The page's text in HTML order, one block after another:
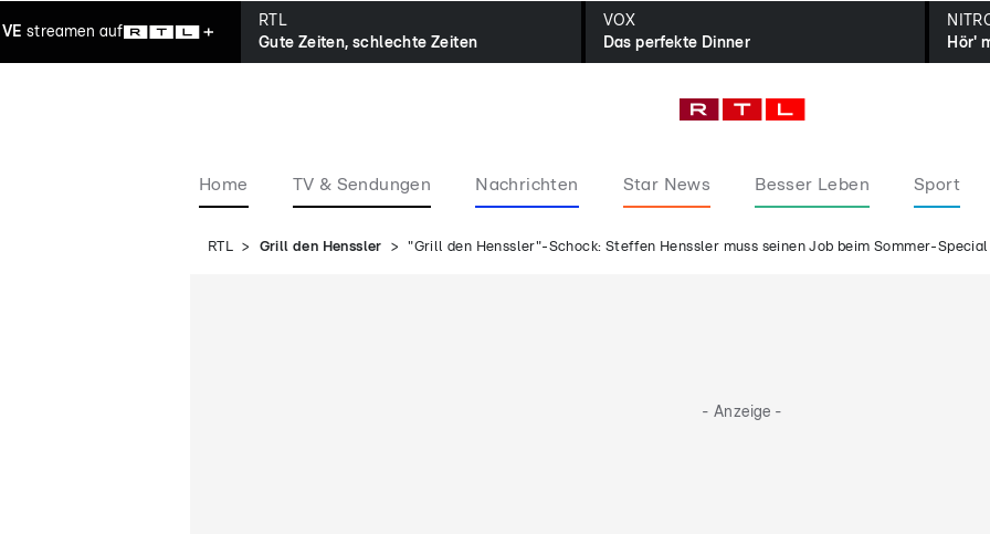
streamen auf
RTL
Gute Zeiten, schlechte Zeiten
VOX
Das perfekte Dinner
Hör'
Home TV & Sendungen Nachrichten Star News Besser Leben Sport
RTL Grill den Henssler "Grill den Henssler"-Schock: Steffen Henssler muss seinen Job beim Sommer-Special
- Anzeige -